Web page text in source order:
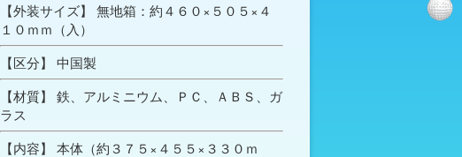
【外装サイズ】 無地箱：約４６０×５０５×４
１０ｍｍ（入）
【区分】 中国製
【材質】 鉄、アルミニウム、ＰＣ、ＡＢＳ、ガ
ラス
【内容】 本体（約３７５×４５５×３３０ｍ